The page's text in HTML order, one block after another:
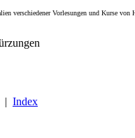
verschiedener Vorlesungen und Kurse
| Index